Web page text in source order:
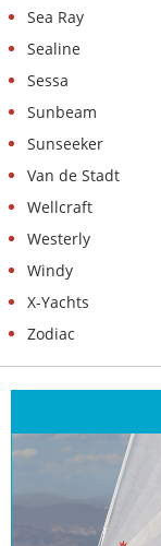
Sea Ray
Sealine
Sessa
Sunbeam
Sunseeker
Van de Stadt
Wellcraft
Westerly
Windy
X-Yachts
Zodiac